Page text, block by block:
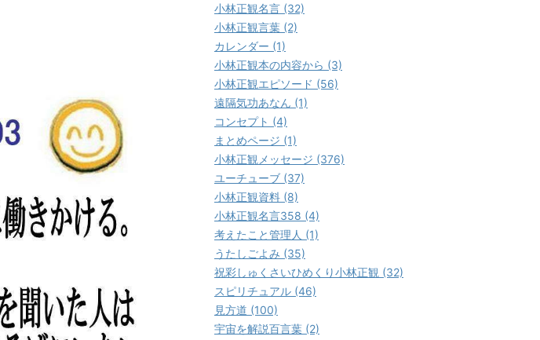
小林正観名言 (32)
小林正観言葉 (2)
カレンダー (1)
小林正観本の内容から (3)
小林正観エピソード (56)
遠隔気功あなん (1)
コンセプト (4)
まとめページ (1)
小林正観メッセージ (376)
ユーチューブ (37)
小林正観資料 (8)
小林正観名言358 (4)
考えたこと管理人 (1)
うたしごよみ (35)
祝彩しゅくさいひめくり小林正観 (32)
スピリチュアル (46)
見方道 (100)
宇宙を解説百言葉 (2)